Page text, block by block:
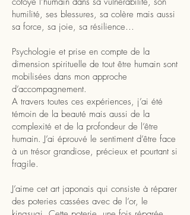
humilité, ses blessures, sa colère mais aussi
sa force, sa joie, sa résilience…
Psychologie et prise en compte de la
dimension spirituelle de tout être humain sont
mobilisées dans mon approche
d’accompagnement.
A travers toutes ces expériences, j’ai été
témoin de la beauté mais aussi de la
complexité et de la profondeur de l’être
humain. J’ai éprouvé le sentiment d’être face
à un trésor grandiose, précieux et pourtant si
fragile.
J’aime cet art japonais qui consiste à réparer
des poteries cassées avec de l’or, le